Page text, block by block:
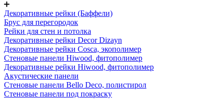
Декоративные рейки (Баффели)
Брус для перегородок
Рейки для стен и потолка
Декоративные рейки Decor Dizayn
Декоративные рейки Cosca, экополимер
Стеновые панели Hiwood, фитополимер
Декоративные рейки Hiwood, фитополимер
Акустические панели
Стеновые панели Bello Deco, полистирол
Стеновые панели под покраску